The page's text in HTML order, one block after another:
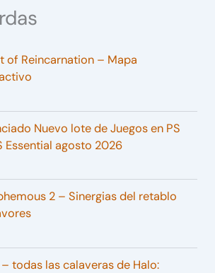
of Reincarnation – Mapa
Nuevo lote de Juegos en PS
Essential agosto 2026
2 – Sinergias del retablo
todas las calaveras de Halo: